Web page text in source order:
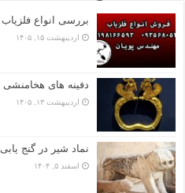
بررسی انواع فلزیاب
اردیبهشت ۱۵, ۱۴۰۵
دفینه های هخامنشی
اردیبهشت ۱۳, ۱۴۰۵
نماد شیر در گنج یابی
اسفند ۵, ۱۴۰۴